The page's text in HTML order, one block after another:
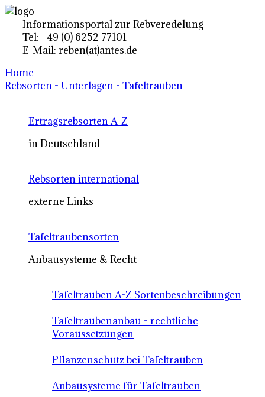
Informationsportal zur Rebveredelung
Tel: +49 (0) 6252 77101
E-Mail: reben(at)antes.de
Home
Rebsorten - Unterlagen - Tafeltrauben
Ertragsrebsorten A-Z
in Deutschland
Rebsorten international
externe Links
Tafeltraubensorten
Anbausysteme & Recht
Tafeltrauben A-Z Sortenbeschreibungen
Tafeltraubenanbau - rechtliche
Voraussetzungen
Pflanzenschutz bei Tafeltrauben
Anbausysteme für Tafeltrauben